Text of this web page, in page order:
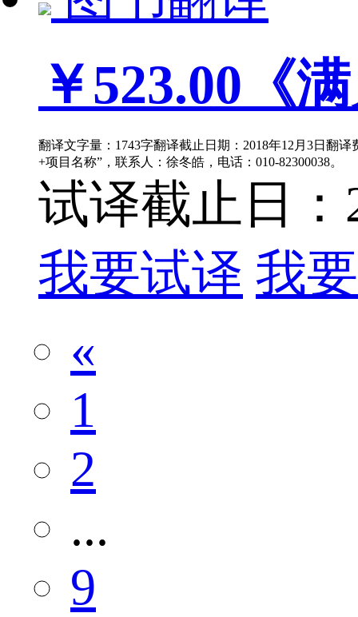
￥523.00 《
翻译文字量：1743字翻译截止日期：2018年12月3日翻
+项目名称”，联系人：徐冬皓，电话：010-82300038。
试译截止日：
我要试译 我
«
1
2
...
9